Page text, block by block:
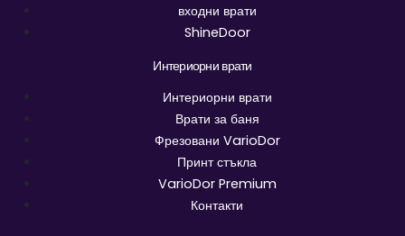
входни врати
ShineDoor
Интериорни врати
Интериорни врати
Врати за баня
Фрезовани VarioDor
Принт стъкла
VarioDor Premium
Контакти